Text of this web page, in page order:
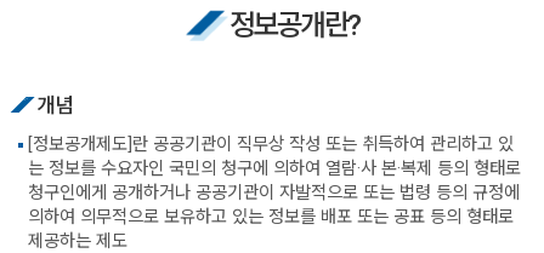
정보공개란?
개념
[정보공개제도]란 공공기관이 직무상 작성 또는 취득하여 관리하고 있
는 정보를 수요자인 국민의 청구에 의하여 열람·사 본·복제 등의 형태로
청구인에게 공개하거나 공공기관이 자발적으로 또는 법령 등의 규정에
의하여 의무적으로 보유하고 있는 정보를 배포 또는 공표 등의 형태로
제공하는 제도